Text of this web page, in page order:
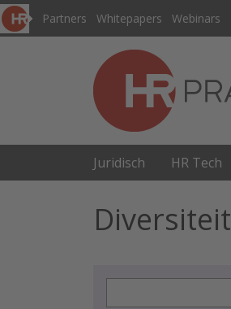
Partners Whitepapers Webinars
Juridisch HR Tech
Diversiteit